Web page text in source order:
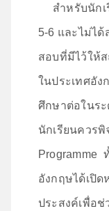
สำหรับนักเ
5-6 และไม่ได้
สอบที่มีไว้ให้
ในประเทศอัง
ศึกษาต่อในร
นักเรียนควรพิ
Programme
อังกฤษได้เปิ
ประสงค์เพื่อ